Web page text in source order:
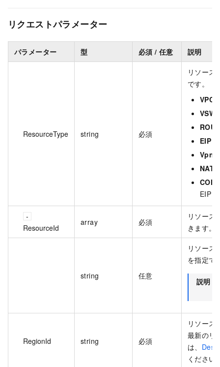
リクエストパラメーター
パラメーター 型 必須 / 任意 説明
ResourceType string 必須
リソース
です。
VPC
EIP
EIP
ResourceId
array 必須
リソース
きます。
string 任意
リソース
を指定で
説明
RegionId string 必須
リソース
最新のリ
は、
ください